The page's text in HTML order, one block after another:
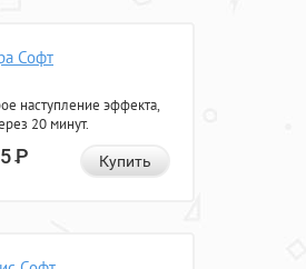
Софт
наступление эффекта,
20 минут.
Р Купить